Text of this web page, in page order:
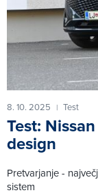
8. 10. 2025 | Test
Test:
design
Pretvarjanje -
sistem